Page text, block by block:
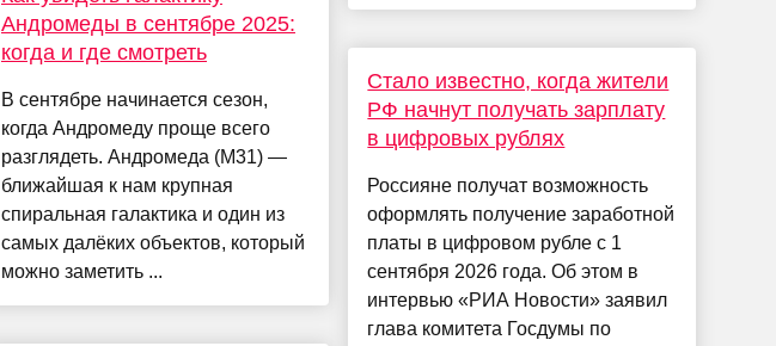
Андромеды в сентябре 2025:
когда и где смотреть
В сентябре начинается сезон,
когда Андромеду проще всего
разглядеть. Андромеда (M31) —
ближайшая к нам крупная
спиральная галактика и один из
самых далёких объектов, который
можно заметить ...
Стало известно, когда жители
РФ начнут получать зарплату
в цифровых рублях
Россияне получат возможность
оформлять получение заработной
платы в цифровом рубле с 1
сентября 2026 года. Об этом в
интервью «РИА Новости» заявил
глава комитета Госдумы по